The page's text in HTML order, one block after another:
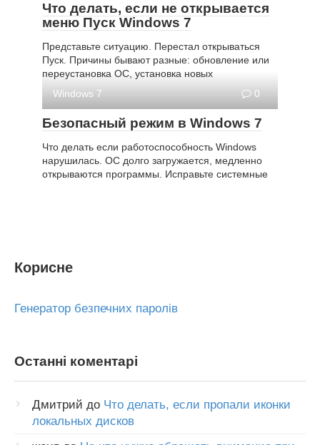
Что делать, если не открывается
меню Пуск Windows 7
Представьте ситуацию. Перестал открываться
Пуск. Причины бывают разные: обновление или
переустановка ОС, установка новых
Windows 7
0
Безопасный режим в Windows 7
Что делать если работоспособность Windows
нарушилась. ОС долго загружается, медленно
открываются программы. Исправьте системные
Корисне
Генератор безпечних паролів
Останні коментарі
Дмитрий до Что делать, если пропали иконки
локальных дисков